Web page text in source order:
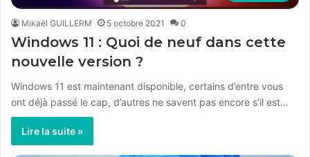
Mikaël GUILLERM 5 octobre 2021 0
Windows 11 : Quoi de neuf dans cette
nouvelle version ?
Windows 11 est maintenant disponible, certains d’entre vous
ont déjà passé le cap, d’autres ne savent pas encore s’il est…
Lire la suite »